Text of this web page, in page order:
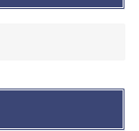
ス